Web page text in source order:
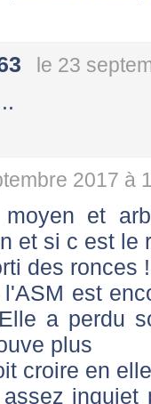
le 23
2017 à
et
et si c est le
des ronces
est
a perdu
plus
croire en